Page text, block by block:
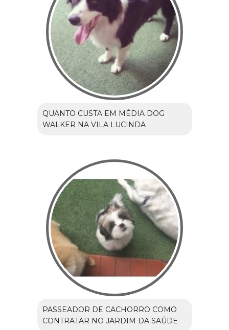
QUANTO CUSTA EM MÉDIA DOG
WALKER NA VILA LUCINDA
PASSEADOR DE CACHORRO COMO
CONTRATAR NO JARDIM DA SAÚDE